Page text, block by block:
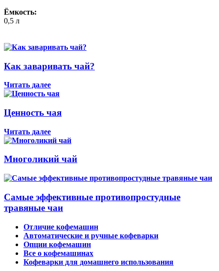
Ёмкость:
0,5 л
Как заваривать чай?
Читать далее
Ценность чая
Читать далее
Многоликий чай
Самые эффективные противопростудные
травяные чаи
Отличие кофемашин
Автоматические и ручные кофеварки
Опции кофемашин
Все о кофемашинах
Кофеварки для домашнего использования